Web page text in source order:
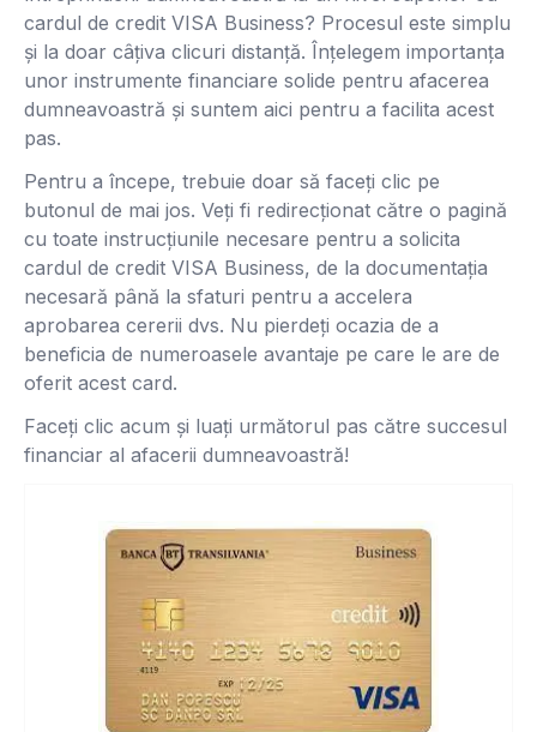
cardul de credit VISA Business? Procesul este simplu
și la doar câțiva clicuri distanță. Înțelegem importanța
unor instrumente financiare solide pentru afacerea
dumneavoastră și suntem aici pentru a facilita acest
pas.
Pentru a începe, trebuie doar să faceți clic pe
butonul de mai jos. Veți fi redirecționat către o pagină
cu toate instrucțiunile necesare pentru a solicita
cardul de credit VISA Business, de la documentația
necesară până la sfaturi pentru a accelera
aprobarea cererii dvs. Nu pierdeți ocazia de a
beneficia de numeroasele avantaje pe care le are de
oferit acest card.
Faceți clic acum și luați următorul pas către succesul
financiar al afacerii dumneavoastră!